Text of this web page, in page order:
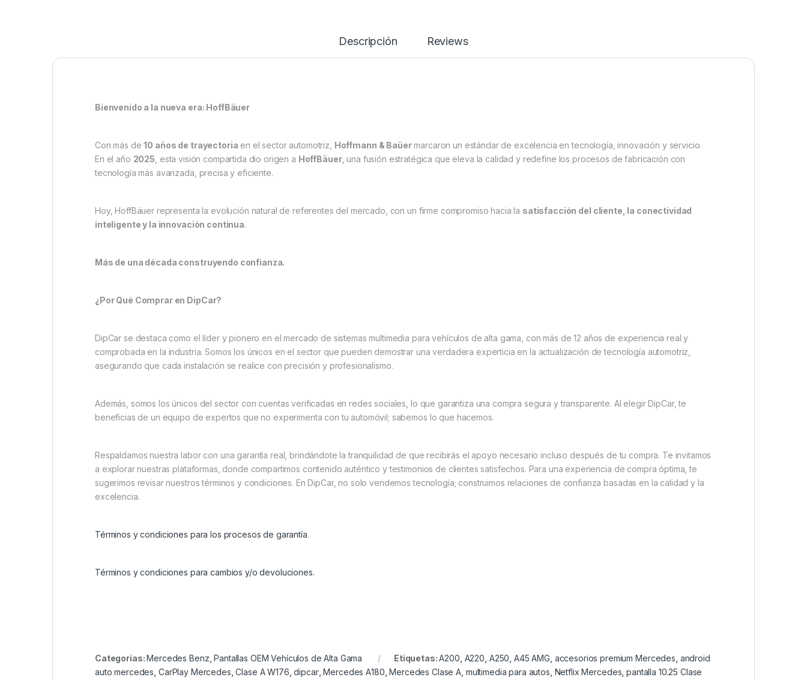
Descripción Reviews
Bienvenido a la nueva era: HoffBäuer
Con más de10 años de trayectoria en el sector automotriz, Hoffmann & Baüermarcaron un estándar de excelencia en tecnología, innovación y servicio.
En el año 2025 , esta visión compartida dio origen a HoffBäuer, una fusión estratégica que eleva la calidad y redefine los procesos de fabricación con
tecnología más avanzada, precisa y eficiente.
Hoy, HoffBäuer representa la evolución natural de referentes del mercado, con un firme compromiso hacia la satisfacción del cliente, la conectividad
inteligente y la innovación continua.
Más de una década construyendo confianza.
¿Por Qué Comprar en DipCar?
DipCar se destaca como el líder y pionero en el mercado de sistemas multimedia para vehículos de alta gama, con más de 12 años de experiencia real y
comprobada en la industria. Somos los únicos en el sector que pueden demostrar una verdadera experticia en la actualización de tecnología automotriz,
asegurando que cada instalación se realice con precisión y profesionalismo.
Además, somos los únicos del sector con cuentas verificadas en redes sociales, lo que garantiza una compra segura y transparente. Al elegir DipCar, te
beneficias de un equipo de expertos que no experimenta con tu automóvil; sabemos lo que hacemos.
Respaldamos nuestra labor con una garantía real, brindándote la tranquilidad de que recibirás el apoyo necesario incluso después de tu compra. Te invitamos
a explorar nuestras plataformas, donde compartimos contenido auténtico y testimonios de clientes satisfechos. Para una experiencia de compra óptima, te
sugerimos revisar nuestros términos y condiciones. En DipCar, no solo vendemos tecnología; construimos relaciones de confianza basadas en la calidad y la
excelencia.
Términos y condiciones para los procesos de garantía.
Términos y condiciones para cambios y/o devoluciones.
Categorías:Mercedes Benz ,Pantallas OEM Vehículos de Alta Gama Etiquetas:A200 A220 A250 A45 AMG accesorios premium Mercedes android
auto mercedes CarPlay Mercedes ,Clase A W176 ,dipcar,Mercedes A180 ,Mercedes Clase A multimedia para autos Netflix Mercedes ,pantalla 10.25 Clase